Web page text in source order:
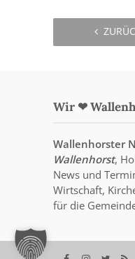
Wir ❤
Wallenhorster
Wallenhorst,
News und
Wirtschaft,
für die